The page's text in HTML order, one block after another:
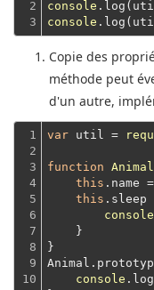
2
3
console
console
Copie des
méthode peut
d'un autre,
1
2
3
4
5
6
7
8
9
10
var util =
function Animal
this .name =
this .sleep
console
    }
}
console